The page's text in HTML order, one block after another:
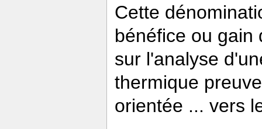
Cette
bénéfice ou gain
sur l'analyse
thermique
orientée ... vers